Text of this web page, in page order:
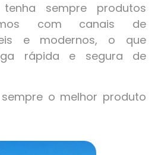
sempre produtos
com canais de
e modernos, o que
rápida e segura de
o melhor produto